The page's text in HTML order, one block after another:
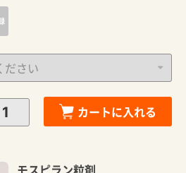
カートに入れる
モスピラン粒剤